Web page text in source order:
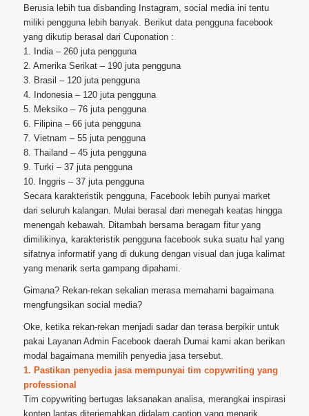
Berusia lebih tua disbanding Instagram, social media ini tentu
miliki pengguna lebih banyak. Berikut data pengguna facebook
yang dikutip berasal dari Cuponation :
1. India – 260 juta pengguna
2. Amerika Serikat – 190 juta pengguna
3. Brasil – 120 juta pengguna
4. Indonesia – 120 juta pengguna
5. Meksiko – 76 juta pengguna
6. Filipina – 66 juta pengguna
7. Vietnam – 55 juta pengguna
8. Thailand – 45 juta pengguna
9. Turki – 37 juta pengguna
10. Inggris – 37 juta pengguna
Secara karakteristik pengguna, Facebook lebih punyai market
dari seluruh kalangan. Mulai berasal dari menegah keatas hingga
menengah kebawah. Ditambah bersama beragam fitur yang
dimilikinya, karakteristik pengguna facebook suka suatu hal yang
sifatnya informatif yang di dukung dengan visual dan juga kalimat
yang menarik serta gampang dipahami.
Gimana? Rekan-rekan sekalian merasa memahami bagaimana
mengfungsikan social media?
Oke, ketika rekan-rekan menjadi sadar dan terasa berpikir untuk
pakai Layanan Admin Facebook daerah Dumai kami akan berikan
modal bagaimana memilih penyedia jasa tersebut.
1. Pastikan penyedia jasa mempunyai tim copywriting yang
professional
Tim copywriting bertugas laksanakan analisa, merangkai inspirasi
konten lantas diterjemahkan didalam caption yang menarik